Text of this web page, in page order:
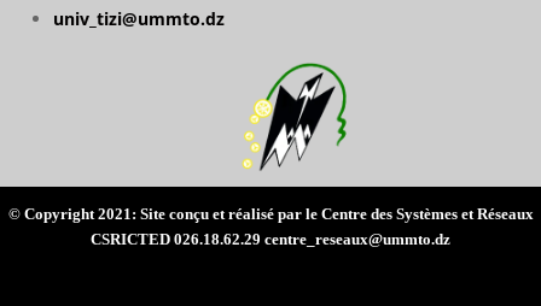
univ_tizi@ummto.dz
© Copyright 2021: Site conçu et réalisé par le Centre des Systèmes et Réseaux
CSRICTED 026.18.62.29 centre_reseaux@ummto.dz